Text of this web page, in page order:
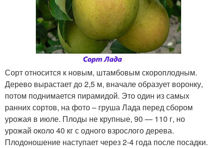
Сорт относится к новым, штамбовым скороплодным.
Дерево вырастает до 2,5 м, вначале образует воронку,
потом поднимается пирамидой. Это один из самых
ранних сортов, на фото – груша Лада перед сбором
урожая в июле. Плоды не крупные, 90 — 110 г, но
урожай около 40 кг с одного взрослого дерева.
Плодоношение наступает через 2-4 года после посадки.